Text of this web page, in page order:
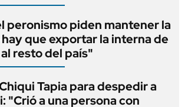
peronismo piden mantener la
que exportar la interna de
resto del país"
Tapia para despedir a
"Crió a una persona con